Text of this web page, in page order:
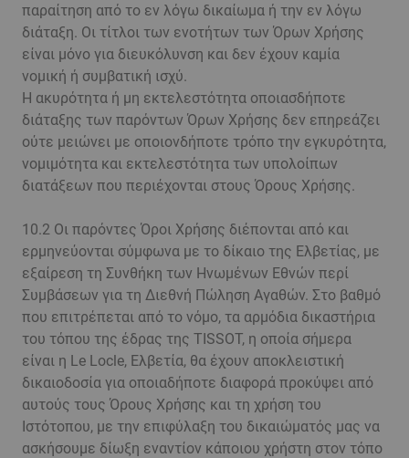
παραίτηση από το εν λόγω δικαίωμα ή την εν λόγω
διάταξη. Οι τίτλοι των ενοτήτων των Όρων Χρήσης
είναι μόνο για διευκόλυνση και δεν έχουν καμία
νομική ή συμβατική ισχύ.
Η ακυρότητα ή μη εκτελεστότητα οποιασδήποτε
διάταξης των παρόντων Όρων Χρήσης δεν επηρεάζει
ούτε μειώνει με οποιονδήποτε τρόπο την εγκυρότητα,
νομιμότητα και εκτελεστότητα των υπολοίπων
διατάξεων που περιέχονται στους Όρους Χρήσης.
10.2 Οι παρόντες Όροι Χρήσης διέπονται από και
ερμηνεύονται σύμφωνα με το δίκαιο της Ελβετίας, με
εξαίρεση τη Συνθήκη των Ηνωμένων Εθνών περί
Συμβάσεων για τη Διεθνή Πώληση Αγαθών. Στο βαθμό
που επιτρέπεται από το νόμο, τα αρμόδια δικαστήρια
του τόπου της έδρας της TISSOT, η οποία σήμερα
είναι η Le Locle, Ελβετία, θα έχουν αποκλειστική
δικαιοδοσία για οποιαδήποτε διαφορά προκύψει από
αυτούς τους Όρους Χρήσης και τη χρήση του
Ιστότοπου, με την επιφύλαξη του δικαιώματός μας να
ασκήσουμε δίωξη εναντίον κάποιου χρήστη στον τόπο